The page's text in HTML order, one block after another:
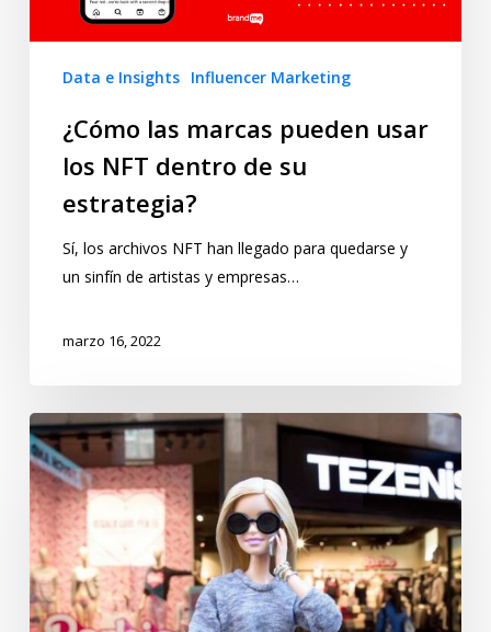
Data e Insights Influencer Marketing
¿Cómo las marcas pueden usar
los NFT dentro de su
estrategia?
Sí, los archivos NFT han llegado para quedarse y
un sinfín de artistas y empresas…
marzo 16, 2022